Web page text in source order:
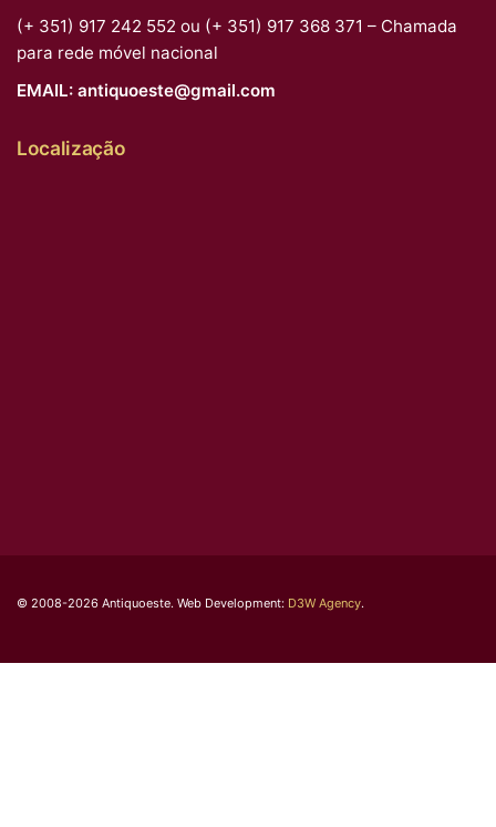
(+ 351) 917 242 552 ou (+ 351) 917 368 371 – Chamada
para rede móvel nacional
EMAIL: antiquoeste@gmail.com
Localização
© 2008-2026 Antiquoeste. Web Development: D3W Agency.